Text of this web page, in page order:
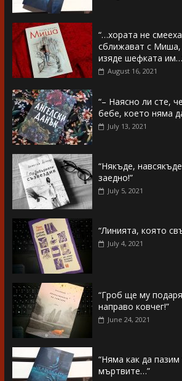
“…хората не
сближават с Миша,
изяде шефката
August 16, 2021
“– Наясно ли сте,
бебе, което няма
July 13, 2021
“Някъде,
заедно!”
July 5, 2021
“Линията, която
July 4, 2021
“Гроб ще му
направо ковчег!”
June 24, 2021
“Няма как да
мъртвите…”